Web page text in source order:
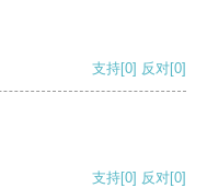
支持[0] 反对[0]
支持[0] 反对[0]